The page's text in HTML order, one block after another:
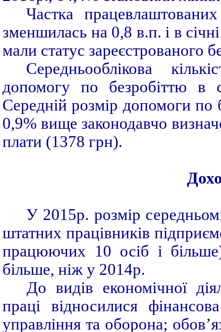
Частка
зменшилась на 0,8 в.п. і в
мали статус зареєстрованого
Середньооблікова
допомогу по безробіттю в
Середній розмір допомоги
0,9% вище законодавчо
плати (1378 грн).
У 2015р. розмір
штатних працівників
працюючих 10 осіб і
більше, ніж у 2014р.
До видів економічної
праці відносилися
управління та оборона;